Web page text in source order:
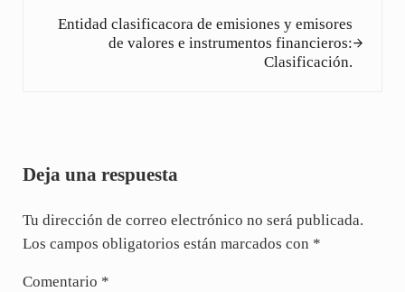
Entidad clasificacora de emisiones y emisores
de valores e instrumentos financieros:
Clasificación.
Deja una respuesta
Tu dirección de correo electrónico no será publicada.
Los campos obligatorios están marcados con *
Comentario *